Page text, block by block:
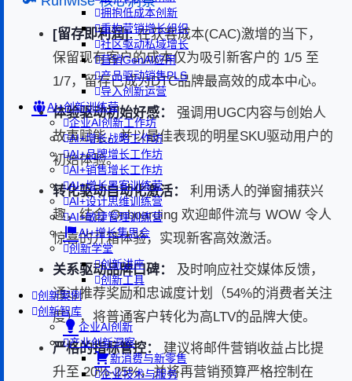
拥抱低成本创新
重构营销增长组织
社区驱动私域增长
营销GenAI应用
产品驱动销售PLS
导入创新运营
AI+创新训练营
企业AI创新工作坊
AI+增长战略工作坊
AI+品牌增长工作坊
AI+销售增长工作坊
AI+增长黑客训练营
AI+设计思维训练营
AI+敏捷管理训练营
AI+增长集思会
创新学堂
创新讲座
创新工具
创新案例
创新智库
企业AI创新
产业创新洞察
新消费与新零售
企业技术与服务
[留存即利润]:在获客成本(CAC)激增的当下，
保留现有客户的成本仅为吸引新客户的 1/5 至
1/7，留存已成为DTC品牌最高效的成本中心。
体验驱动初始好感：
强调用UGC内容与创始人
故事赋能，并以最佳表现的明星SKU驱动用户的
初始体验。
转化驱动自动化激活：
利用诱人的弹窗捕获兴
趣，结合 Onboarding 欢迎邮件流与 WOW 令人
惊喜的开箱体验，实现新客高效激活。
关系驱动品牌口碑：
及时响应社交媒体反馈，
通过推荐奖励和忠诚度计划（54%的消费者关注
度），将普通客户转化为高LTV的品牌大使。
严格的指标管控：
建议将邮件营销收益占比提
升至 20%-25%，并将再营销预算严格控制在